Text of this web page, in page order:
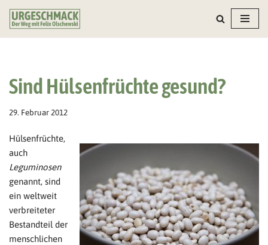
Zum
Sind Hülsenfrüchte gesund?
29. Februar 2012
Hülsenfrüchte,
auch
Leguminosen
genannt, sind
ein weltweit
verbreiteter
Bestandteil der
menschlichen